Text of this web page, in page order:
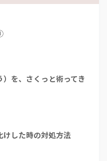
を、さくっと術ってき
けした時の対処方法